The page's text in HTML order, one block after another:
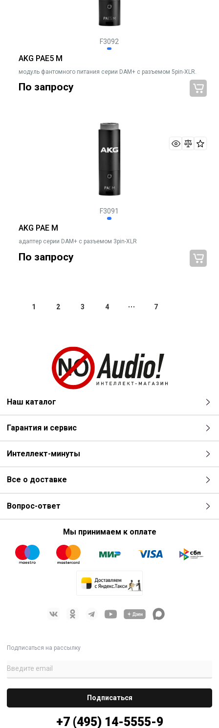
F3092
AKG PAE5 M
модуль фантомного питания серии DAM+ с разъемом 5pin-XLR.
По запросу
F3091
AKG PAE M
адаптер серии DAM+ с разъемом 3pin-XLR
По запросу
1 2 3 4 7
Наш каталог
Гарантия и сервис
Интеллект-минуты
Все о доставке
Вопрос-ответ
Мы принимаем к оплате
Подписаться на рассылку
+7 (495) 14-5555-9